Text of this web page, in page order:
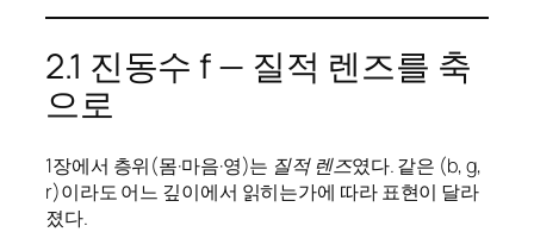
2.1 진동수 f — 질적 렌즈를 축
으로
1장에서 층위(몸·마음·영)는 질적 렌즈였다. 같은 (b, g,
r)이라도 어느 깊이에서 읽히는가에 따라 표현이 달라
졌다.